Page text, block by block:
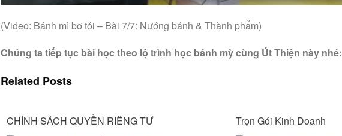
(Video: Bánh mì bơ tỏi – Bài 7/7: Nướng bánh & Thành phẩm)
Chúng ta tiếp tục bài học theo lộ trình học bánh mỳ cùng Út Thiện này nhé:
Related Posts
CHÍNH SÁCH QUYỀN RIÊNG TƯ Trọn Gói Kinh Doanh